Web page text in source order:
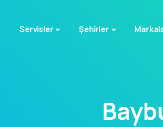
Servisler Şehirler